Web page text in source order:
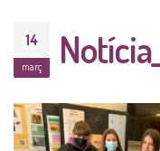
14
març